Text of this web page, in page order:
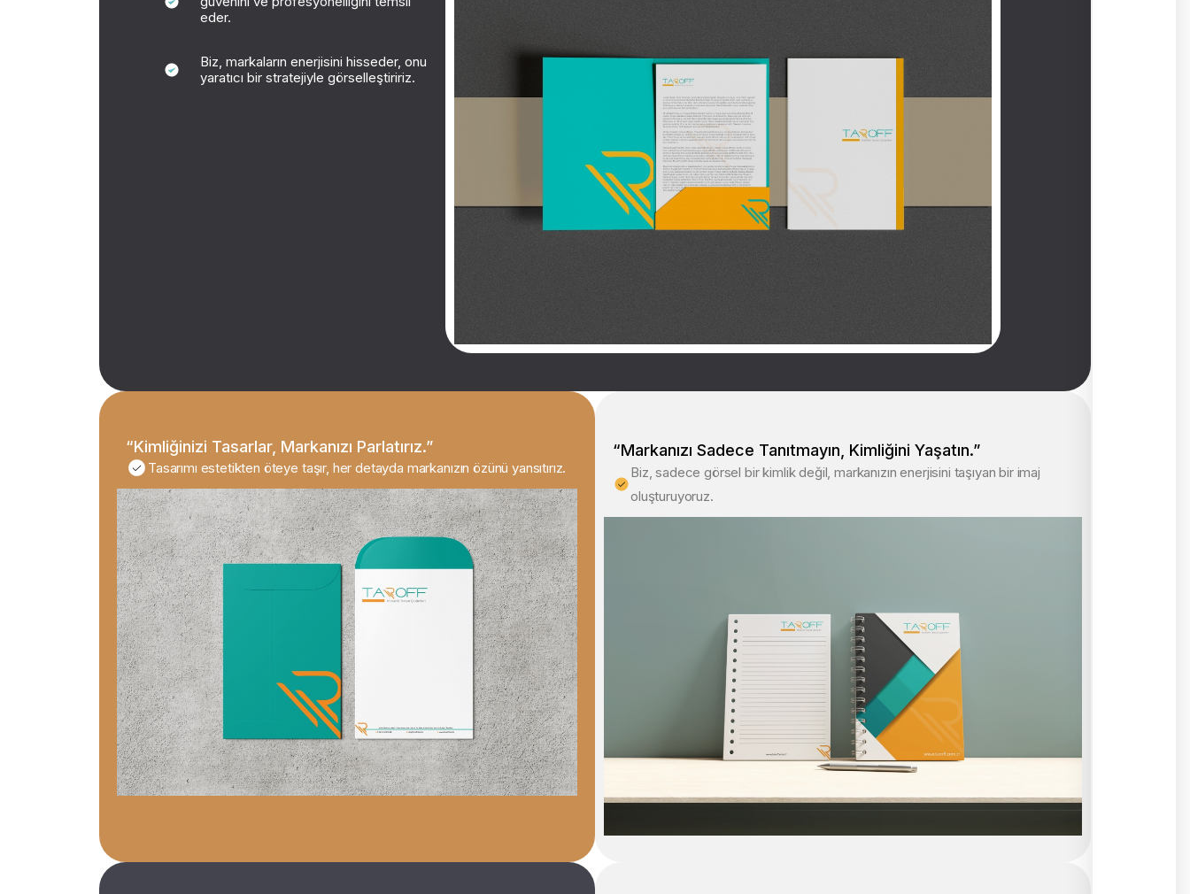
eder.
Biz, markaların enerjisini hisseder, onu
yaratıcı bir stratejiyle görselleştiririz.
Tasarımı estetikten öteye taşır, her detayda markanızın özünü yansıtırız.
“Kimliğinizi Tasarlar, Markanızı Parlatırız.”
Biz, sadece görsel bir kimlik değil, markanızın enerjisini taşıyan bir imaj
oluşturuyoruz.
“Markanızı Sadece Tanıtmayın, Kimliğini Yaşatın.”